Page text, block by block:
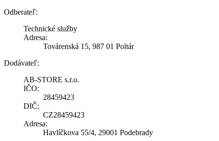
Odberateľ:
Technické služby
Adresa:
Továrenská 15, 987 01 Poltár
Dodávateľ:
AB-STORE s.r.o.
IČO:
28459423
DIČ:
CZ28459423
Adresa:
Havlíčkova 55/4, 29001 Podebrady